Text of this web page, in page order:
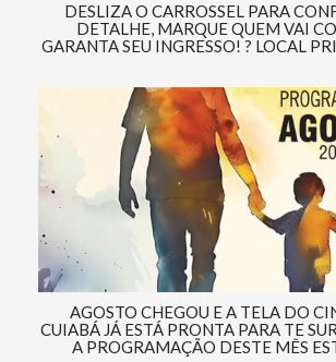
DESLIZA O CARROSSEL PARA
DETALHE, MARQUE QUEM VAI
GARANTA SEU INGRESSO! ? LOCAL
AGOSTO CHEGOU E A TELA DO
CUIABÁ JÁ ESTÁ PRONTA PARA TE
A PROGRAMAÇÃO DESTE MÊS